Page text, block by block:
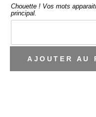
Chouette ! Vos mots
principal.
AJOUTER AU